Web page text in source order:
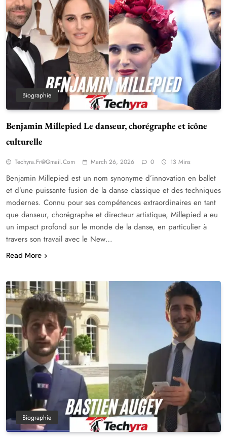
Biographie
Benjamin Millepied Le danseur, chorégraphe et icône
culturelle
Techyra.fr@gmail.com March 26, 2026 0 13 Mins
Benjamin Millepied est un nom synonyme d’innovation en ballet
et d’une puissante fusion de la danse classique et des techniques
modernes. Connu pour ses compétences extraordinaires en tant
que danseur, chorégraphe et directeur artistique, Millepied a eu
un impact profond sur le monde de la danse, en particulier à
travers son travail avec le New…
Read More
Biographie